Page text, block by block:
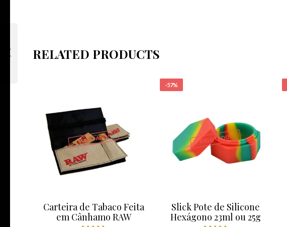
RELATED PRODUCTS
ESGOTADO!
Carteira de Tabaco Feita
em Cânhamo RAW
-57%
ESGOTADO!
Slick Pote de Silicone
Hexágono 23ml ou 25g